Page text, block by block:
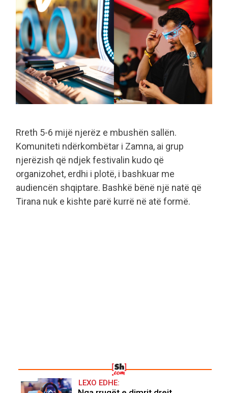
Rreth 5-6 mijë njerëz e mbushën sallën.
Komuniteti ndërkombëtar i Zamna, ai grup
njerëzish që ndjek festivalin kudo që
organizohet, erdhi i plotë, i bashkuar me
audiencën shqiptare. Bashkë bënë një natë që
Tirana nuk e kishte parë kurrë në atë formë.
LEXO EDHE: